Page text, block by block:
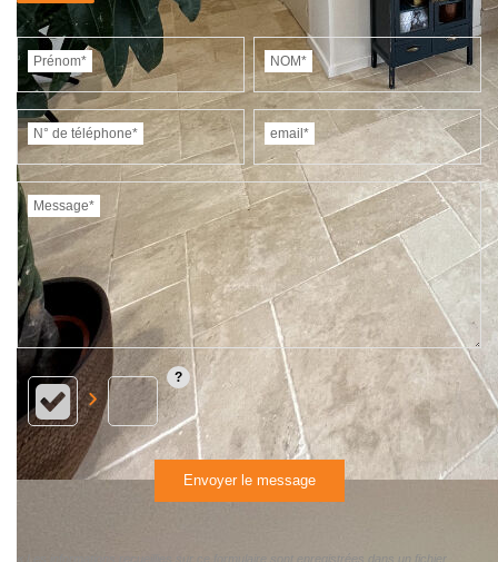
Prénom* NOM*
N° de téléphone* email*
Message*
Envoyer le message
« Les informations recueillies sur ce formulaire sont enregistrées dans un fichier